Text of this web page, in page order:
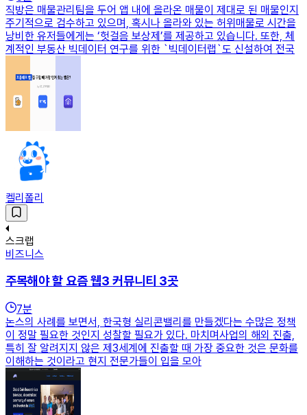
직방은 매물관리팀을 두어 앱 내에 올라온 매물이 제대로 된 매물인지
주기적으로 검수하고 있으며, 혹시나 올라와 있는 허위매물로 시간을
낭비한 유저들에게는 ‘헛걸음 보상제’를 제공하고 있습니다. 또한, 체
계적인 부동산 빅데이터 연구를 위한 `빅데이터랩`도 신설하여 전국
켈리폴리
스크랩
비즈니스
주목해야 할 요즘 웹3 커뮤니티 3곳
7분
논스의 사례를 보면서, 한국형 실리콘밸리를 만들겠다는 수많은 정책
이 정말 필요한 것인지 성찰할 필요가 있다. 마치며사업의 해외 진출,
특히 잘 알려지지 않은 제3세계에 진출할 때 가장 중요한 것은 문화를
이해하는 것이라고 현지 전문가들이 입을 모아